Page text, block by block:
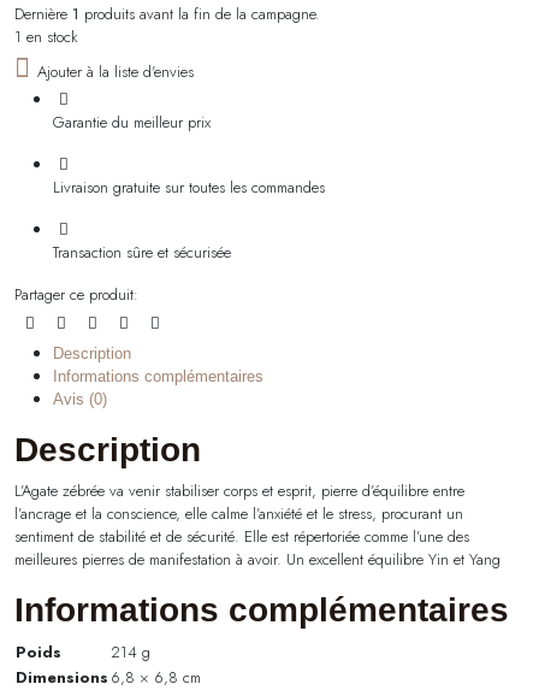
Dernière 1 produits avant la fin de la campagne.
1 en stock
Ajouter à la liste d'envies
Garantie du meilleur prix
Livraison gratuite sur toutes les commandes
Transaction sûre et sécurisée
Partager ce produit:
Description
Informations complémentaires
Avis (0)
Description
L’Agate zébrée va venir stabiliser corps et esprit, pierre d’équilibre entre
l’ancrage et la conscience, elle calme l’anxiété et le stress, procurant un
sentiment de stabilité et de sécurité. Elle est répertoriée comme l’une des
meilleures pierres de manifestation à avoir. Un excellent équilibre Yin et Yang
Informations complémentaires
Poids
214 g
Dimensions 6,8 × 6,8 cm